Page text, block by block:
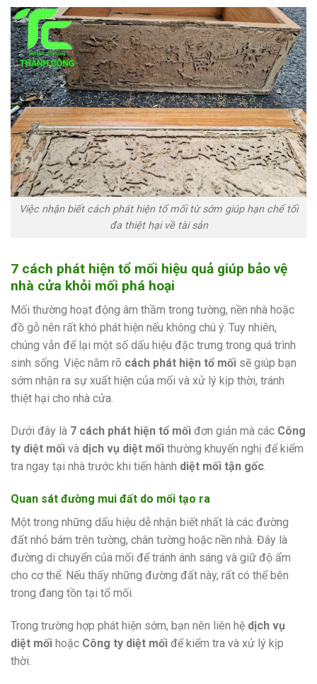
Việc nhận biết cách phát hiện tổ mốitừ sớm giúp hạn chế tối
đa thiệt hại về tài sản
7 cách phát hiện tổ mối hiệu quả giúp bảo vệ
nhà cửa khỏi mối phá hoại
Mối thường hoạt động âm thầm trong tường, nền nhà hoặc
đồ gỗ nên rất khó phát hiện nếu không chú ý. Tuy nhiên,
chúng vẫn để lại một số dấu hiệu đặc trưng trong quá trình
sinh sống. Việc nắm rõ cách phát hiện tổ mối sẽ giúp bạn
sớm nhận ra sự xuất hiện của mối và xử lý kịp thời, tránh
thiệt hại cho nhà cửa.
Dưới đây là 7 cách phát hiện tổ mối đơn giản mà các Công
ty diệt mối và dịch vụ diệt mối thường khuyến nghị để kiểm
tra ngay tại nhà trước khi tiến hành diệt mối tận gốc.
Quan sát đường mui đất do mối tạo ra
Một trong những dấu hiệu dễ nhận biết nhất là các đường
đất nhỏ bám trên tường, chân tường hoặc nền nhà. Đây là
đường di chuyển của mối để tránh ánh sáng và giữ độ ẩm
cho cơ thể. Nếu thấy những đường đất này, rất có thể bên
trong đang tồn tại tổ mối.
Trong trường hợp phát hiện sớm, bạn nên liên hệ dịch vụ
diệt mối hoặc Công ty diệt mối để kiểm tra và xử lý kịp
thời.